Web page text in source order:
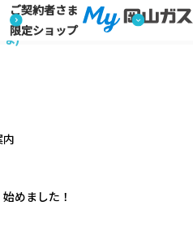
ご契約者さま
限定ショップ
イベント情報 (ご家庭のお客さま)
ト情報 (ご家庭のお客さ
ま)
めました！